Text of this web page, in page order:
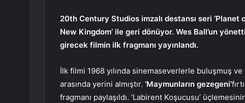
20th Century Studios imzalı destansı seri
New Kingdom’ ile geri dönüyor. Wes Ball’un
girecek filmin ilk fragmanı yayınlandı.
İlk filmi 1968 yılında sinemaseverlerle buluşmuş
arasında yerini almıştır. ‘Maymunların gezegeni’
fragmanı paylaşıldı. ‘Labirent Koşucusu’